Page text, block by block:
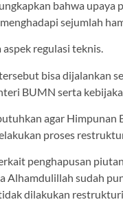
bahwa
sejumlah
aspek regulasi teknis.
bisa dijalankan
BUMN serta
agar Himpunan
proses
penghapusan
Alhamdulillah sudah
dilakukan